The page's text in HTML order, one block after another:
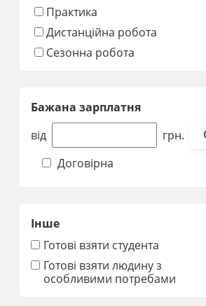
Практика
Дистанційна робота
Сезонна робота
Бажана зарплатня
від
грн.
Договірна
Інше
Готові взяти студента
Готові взяти людину з
особливими потребами